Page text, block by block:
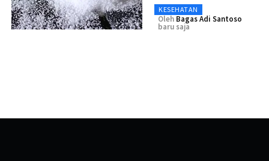
KESEHATAN
Oleh Bagas Adi Santoso
baru saja